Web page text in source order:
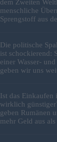
dem Zweiten
menschliche
Sprengstoff aus
Die politische
ist schockierend:
einer Wasser-
geben wir uns
Ist das Einkaufen
wirklich
geben Rumänen
mehr Geld aus